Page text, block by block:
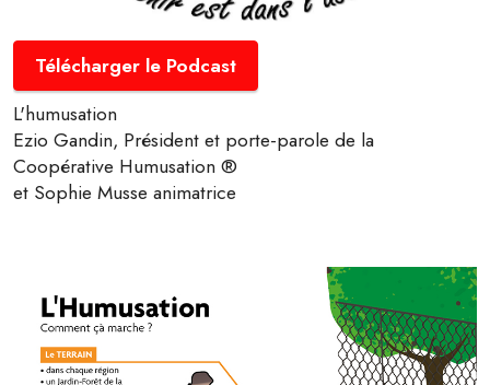
Télécharger le Podcast
L'humusation
Ezio Gandin, Président et porte-parole de la
Coopérative Humusation ®
et Sophie Musse animatrice